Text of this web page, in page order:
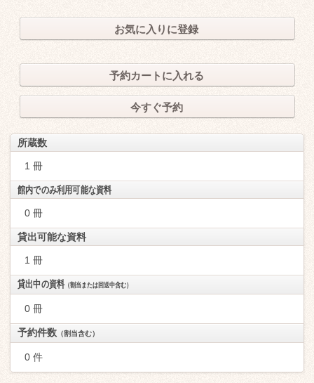
お気に入りに登録
予約カートに入れる
今すぐ予約
所蔵数
1 冊
館内でのみ利用可能な資料
0 冊
貸出可能な資料
1 冊
貸出中の資料（割当または回送中含む）
0 冊
予約件数 （割当含む）
0 件